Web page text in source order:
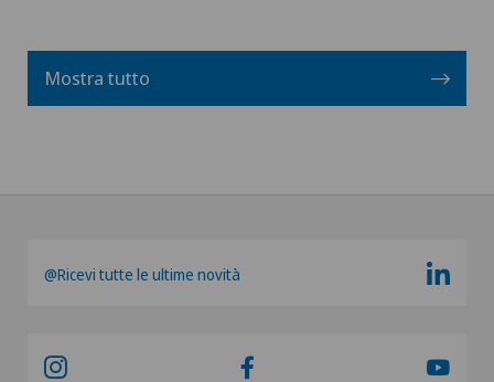
Mostra tutto
@Ricevi tutte le ultime novità